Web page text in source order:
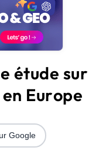
étude sur
Europe
Google